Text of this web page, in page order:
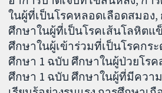
ในผู้ที่เป็นโรคหลอดเลือดสมอง,
ศึกษาในผู้ที่เป็นโรคเส้นโลหิตแ
ศึกษาในผู้เข้าร่วมที่เป็นโรคกร
ศึกษา 1 ฉบับ ศึกษาในผู้ป่วยโร
ศึกษา 1 ฉบับ ศึกษาในผู้ที่มีควา